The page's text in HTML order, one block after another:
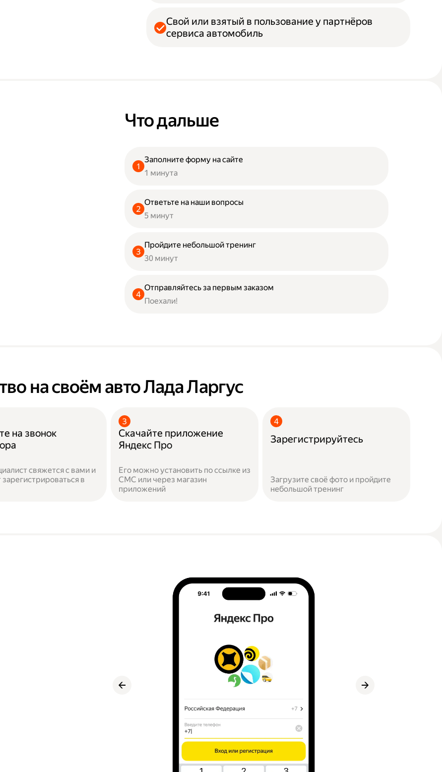
Свой или взятый в пользование у партнёров
сервиса автомобиль
Что дальше
Заполните форму на сайте
1 минута
Ответьте на наши вопросы
5 минут
Пройдите небольшой тренинг
30 минут
Отправляйтесь за первым заказом
Поехали!
на своём авто Лада Ларгус
на звонок
свяжется с вами и
в
Скачайте приложение
Яндекс Про
Его можно установить по ссылке из
СМС или через магазин
приложений
Зарегистрируйтесь
Загрузите своё фото и пройдите
небольшой тренинг